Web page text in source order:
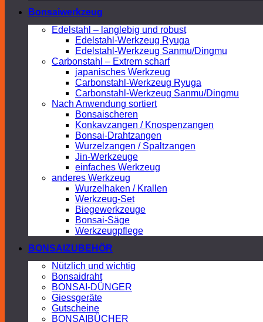
Bonsaiwerkzeug
Edelstahl – langlebig und robust
Edelstahl-Werkzeug Ryuga
Edelstahl-Werkzeug Sanmu/Dingmu
Carbonstahl – Extrem scharf
japanisches Werkzeug
Carbonstahl-Werkzeug Ryuga
Carbonstahl-Werkzeug Sanmu/Dingmu
Nach Anwendung sortiert
Bonsaischeren
Konkavzangen / Knospenzangen
Bonsai-Drahtzangen
Wurzelzangen / Spaltzangen
Jin-Werkzeuge
einfaches Werkzeug
anderes Werkzeug
Wurzelhaken / Krallen
Werkzeug-Set
Biegewerkzeuge
Bonsai-Säge
Werkzeugpflege
BONSAIZUBEHÖR
Nützlich und wichtig
Bonsaidraht
BONSAI-DÜNGER
Giessgeräte
Gutscheine
BONSAIBÜCHER